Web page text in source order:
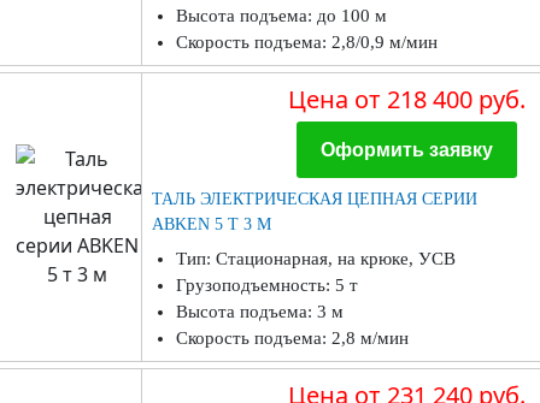
Высота подъема: до 100 м
Скорость подъема: 2,8/0,9 м/мин
Цена от 218 400 руб.
Оформить заявку
ТАЛЬ ЭЛЕКТРИЧЕСКАЯ ЦЕПНАЯ СЕРИИ
ABKEN 5 Т 3 М
Тип: Стационарная, на крюке, УСВ
Грузоподъемность: 5 т
Высота подъема: 3 м
Скорость подъема: 2,8 м/мин
Цена от 231 240 руб.